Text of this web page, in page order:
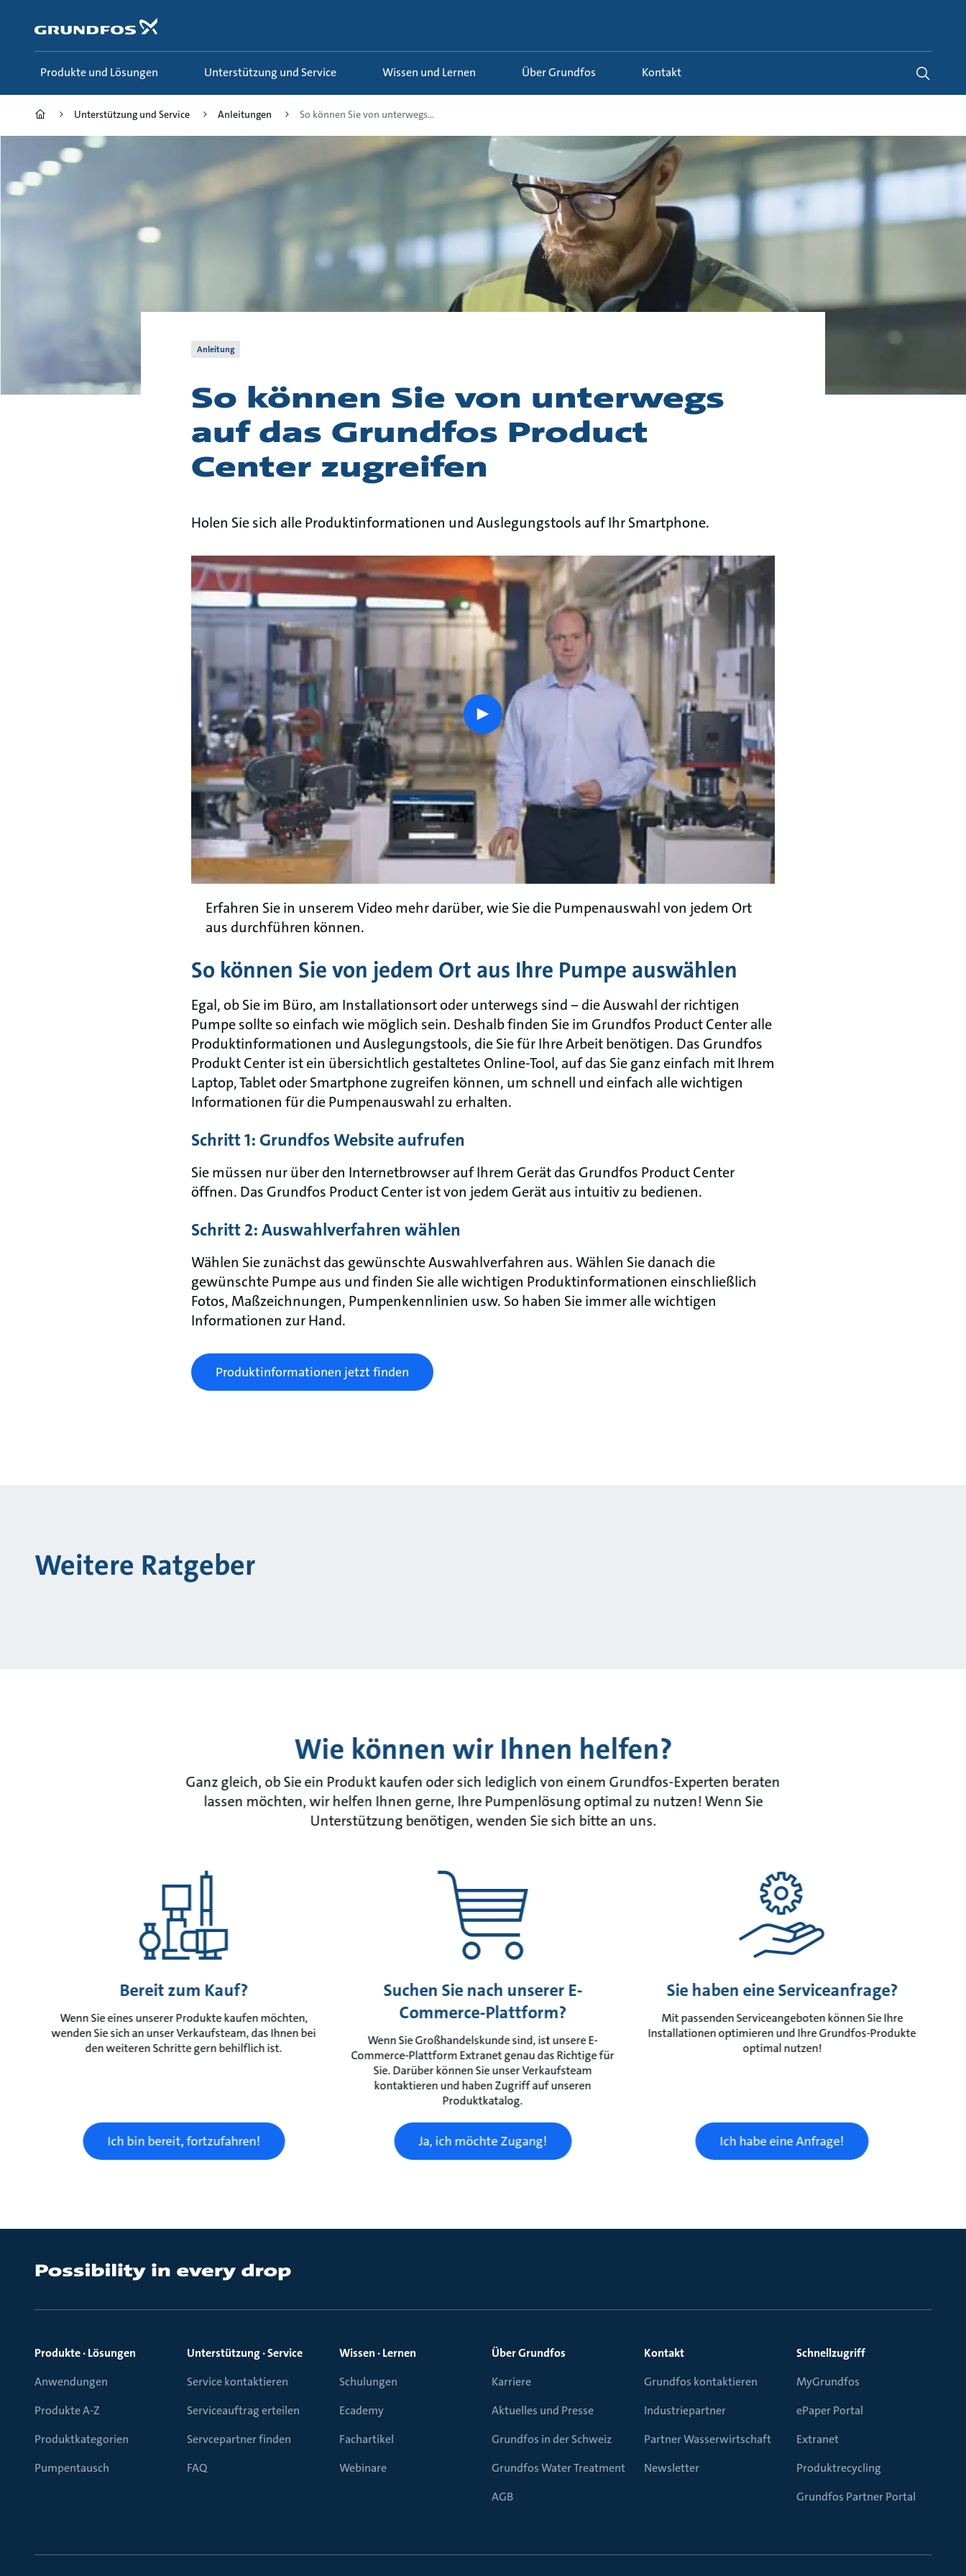
springen
Produkte und Lösungen Unterstützung und Service Wissen und Lernen Über Grundfos Kontakt
Unterstützung und Service Anleitungen So können Sie von unterwegs...
Anleitung
So können Sie von unterwegs
auf das Grundfos Product
Center zugreifen
Holen Sie sich alle Produktinformationen und Auslegungstools auf Ihr Smartphone.
play
button
Erfahren Sie in unserem Video mehr darüber, wie Sie die Pumpenauswahl von jedem Ort
aus durchführen können.
So können Sie von jedem Ort aus Ihre Pumpe auswählen
Egal, ob Sie im Büro, am Installationsort oder unterwegs sind − die Auswahl der richtigen
Pumpe sollte so einfach wie möglich sein. Deshalb finden Sie im Grundfos Product Center alle
Produktinformationen und Auslegungstools, die Sie für Ihre Arbeit benötigen. Das Grundfos
Produkt Center ist ein übersichtlich gestaltetes Online-Tool, auf das Sie ganz einfach mit Ihrem
Laptop, Tablet oder Smartphone zugreifen können, um schnell und einfach alle wichtigen
Informationen für die Pumpenauswahl zu erhalten.
Schritt 1: Grundfos Website aufrufen
Sie müssen nur über den Internetbrowser auf Ihrem Gerät das Grundfos Product Center
öffnen. Das Grundfos Product Center ist von jedem Gerät aus intuitiv zu bedienen.
Schritt 2: Auswahlverfahren wählen
Wählen Sie zunächst das gewünschte Auswahlverfahren aus. Wählen Sie danach die
gewünschte Pumpe aus und finden Sie alle wichtigen Produktinformationen einschließlich
Fotos, Maßzeichnungen, Pumpenkennlinien usw. So haben Sie immer alle wichtigen
Informationen zur Hand.
Produktinformationen jetzt finden
Weitere Ratgeber
Wie können wir Ihnen helfen?
Ganz gleich, ob Sie ein Produkt kaufen oder sich lediglich von einem Grundfos-Experten beraten
lassen möchten, wir helfen Ihnen gerne, Ihre Pumpenlösung optimal zu nutzen! Wenn Sie
Unterstützung benötigen, wenden Sie sich bitte an uns.
Bereit zum Kauf?
Wenn Sie eines unserer Produkte kaufen möchten,
wenden Sie sich an unser Verkaufsteam, das Ihnen bei
den weiteren Schritte gern behilflich ist.
Ich bin bereit, fortzufahren!
Suchen Sie nach unserer E-
Commerce-Plattform?
Wenn Sie Großhandelskunde sind, ist unsere E-
Commerce-Plattform Extranet genau das Richtige für
Sie. Darüber können Sie unser Verkaufsteam
kontaktieren und haben Zugriff auf unseren
Produktkatalog.
Ja, ich möchte Zugang!
Sie haben eine Serviceanfrage?
Mit passenden Serviceangeboten können Sie Ihre
Installationen optimieren und Ihre Grundfos-Produkte
optimal nutzen!
Ich habe eine Anfrage!
Produkte · Lösungen
Anwendungen
Produkte A-Z
Produktkategorien
Pumpentausch
Unterstützung · Service
Service kontaktieren
Serviceauftrag erteilen
Servcepartner finden
FAQ
Wissen · Lernen
Schulungen
Ecademy
Fachartikel
Webinare
Über Grundfos
Karriere
Aktuelles und Presse
Grundfos in der Schweiz
Grundfos Water Treatment
AGB
Kontakt
Grundfos kontaktieren
Industriepartner
Partner Wasserwirtschaft
Newsletter
Schnellzugriff
MyGrundfos
ePaper Portal
Extranet
Produktrecycling
Grundfos Partner Portal